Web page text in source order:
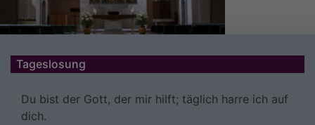
Tageslosung
Du bist der Gott, der mir hilft; täglich harre ich auf
dich.